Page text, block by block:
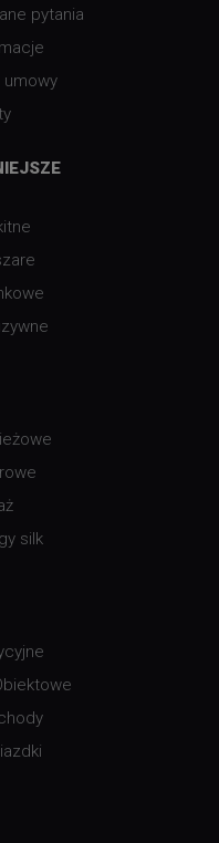
pytania
silk